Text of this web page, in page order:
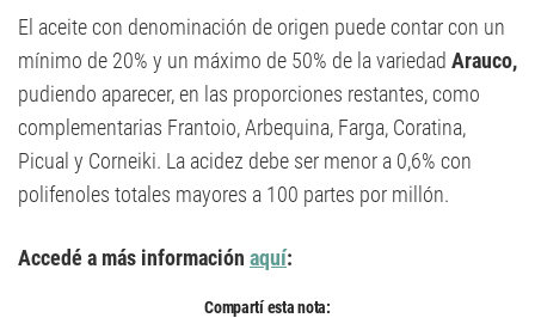
El aceite con denominación de origen puede contar con un
mínimo de 20% y un máximo de 50% de la variedad Arauco,
pudiendo aparecer, en las proporciones restantes, como
complementarias Frantoio, Arbequina, Farga, Coratina,
Picual y Corneiki. La acidez debe ser menor a 0,6% con
polifenoles totales mayores a 100 partes por millón.
Accedé a más información aquí:
Compartí esta nota: